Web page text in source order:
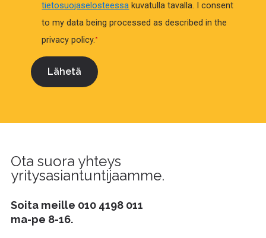
tietosuojaselosteessa kuvatulla tavalla.
I consent
to my data being processed as described in the
privacy policy.*
Ota suora yhteys
yritysasiantuntijaamme.
Soita meille 010 4198 011
ma-pe 8-16.